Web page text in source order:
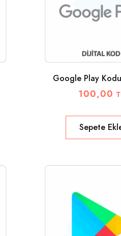
Google Play
100,00
Sepete